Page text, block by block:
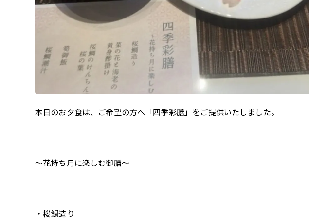
本日のお夕食は、ご希望の方へ「四季彩膳」をご提供いたしました。
～花持ち月に楽しむ御膳～
・桜鯛造り